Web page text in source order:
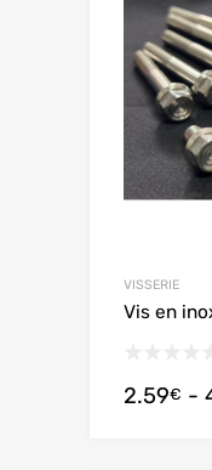
VISSERIE
Vis en
2.59€ -